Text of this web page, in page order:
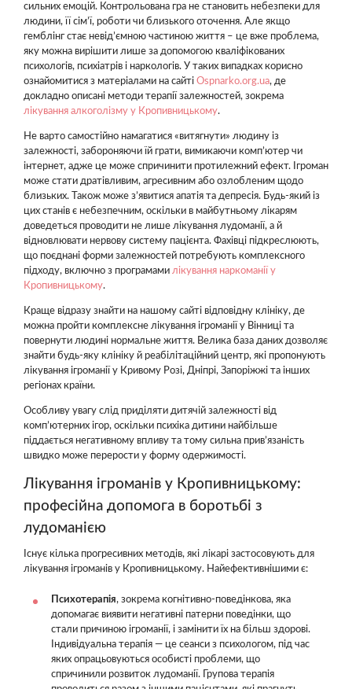
сильних емоцій. Контрольована гра не становить небезпеки для
людини, її сім’ї, роботи чи близького оточення. Але якщо
гемблінг стає невід’ємною частиною життя – це вже проблема,
яку можна вирішити лише за допомогою кваліфікованих
психологів, психіатрів і наркологів. У таких випадках корисно
ознайомитися з матеріалами на сайті Ospnarko.org.ua, де
докладно описані методи терапії залежностей, зокрема
лікування алкоголізму у Кропивницькому.
Не варто самостійно намагатися «витягнути» людину із
залежності, забороняючи їй грати, вимикаючи комп’ютер чи
інтернет, адже це може спричинити протилежний ефект. Ігроман
може стати дратівливим, агресивним або озлобленим щодо
близьких. Також може з’явитися апатія та депресія. Будь-який із
цих станів є небезпечним, оскільки в майбутньому лікарям
доведеться проводити не лише лікування лудоманії, а й
відновлювати нервову систему пацієнта. Фахівці підкреслюють,
що поєднані форми залежностей потребують комплексного
підходу, включно з програмами лікування наркоманії у
Кропивницькому.
Краще відразу знайти на нашому сайті відповідну клініку, де
можна пройти комплексне лікування ігроманії у Вінниці та
повернути людині нормальне життя. Велика база даних дозволяє
знайти будь-яку клініку й реабілітаційний центр, які пропонують
лікування ігроманії у Кривому Розі, Дніпрі, Запоріжжі та інших
регіонах країни.
Особливу увагу слід приділяти дитячій залежності від
комп’ютерних ігор, оскільки психіка дитини найбільше
піддається негативному впливу та тому сильна прив’язаність
швидко може перерости у форму одержимості.
Лікування ігроманів у Кропивницькому:
професійна допомога в боротьбі з
лудоманією
Існує кілька прогресивних методів, які лікарі застосовують для
лікування ігроманів у Кропивницькому. Найефективнішими є:
Психотерапія, зокрема когнітивно-поведінкова, яка
допомагає виявити негативні патерни поведінки, що
стали причиною ігроманії, і замінити їх на більш здорові.
Індивідуальна терапія — це сеанси з психологом, під час
яких опрацьовуються особисті проблеми, що
спричинили розвиток лудоманії. Групова терапія